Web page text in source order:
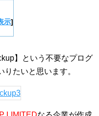
示]
】という不要なプログ
たいと思います。